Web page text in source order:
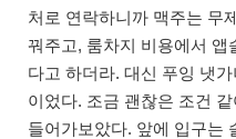
처로 연락하니까 맥주는 무
꿔주고, 룸차지 비용에서 앱
다고 하더라. 대신 푸잉 냇
이었다. 조금 괜찮은 조건
들어가보았다. 앞에 입구는